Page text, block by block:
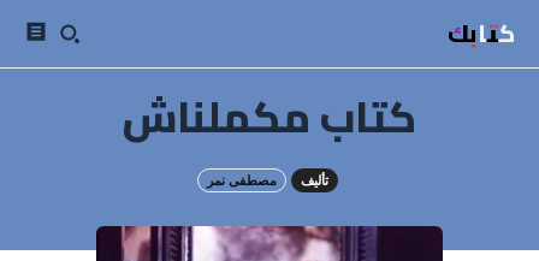
كتابك
كتاب مكملناش
تأليف مصطفى نمر